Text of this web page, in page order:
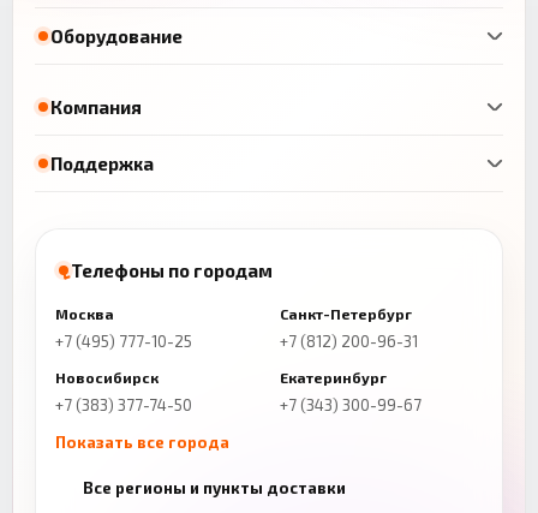
Оборудование
Компания
Поддержка
Телефоны по городам
Москва
+7 (495) 777-10-25
Санкт-Петербург
+7 (812) 200-96-31
Новосибирск
+7 (383) 377-74-50
Екатеринбург
+7 (343) 300-99-67
Показать все города
+7 (843) 206-01-30
Все регионы и пункты доставки